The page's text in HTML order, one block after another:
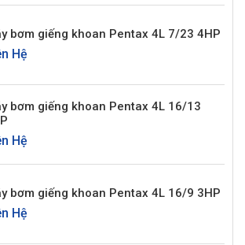
bơm giếng khoan Pentax 4L 7/23 4HP
Hệ
bơm giếng khoan Pentax 4L 16/13
Hệ
bơm giếng khoan Pentax 4L 16/9 3HP
Hệ